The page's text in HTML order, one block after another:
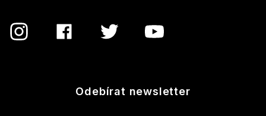
Odebírat newsletter